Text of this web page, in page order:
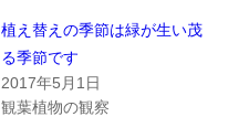
植え替えの季節は緑が生い茂
る季節です
2017年5月1日
観葉植物の観察